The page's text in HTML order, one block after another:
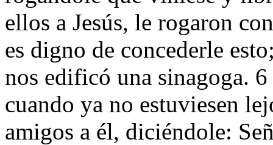
ellos a Jesús, le rogaron
es digno de concederle
nos edificó una sinagoga.
cuando ya no estuviesen
amigos a él, diciéndole: